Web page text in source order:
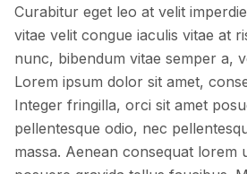
Curabitur eget leo at velit
vitae velit congue iaculis vitae at
nunc, bibendum vitae semper a,
Lorem ipsum dolor sit amet,
Integer fringilla, orci sit amet
pellentesque odio, nec
massa. Aenean consequat lorem